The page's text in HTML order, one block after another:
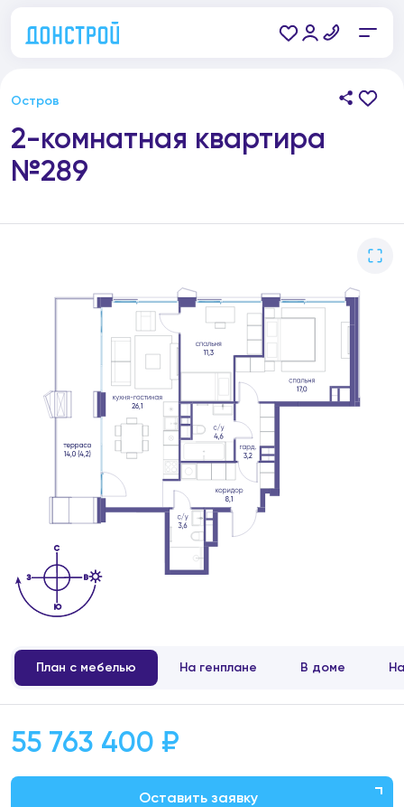
Остров
2-комнатная квартира
№289
План с мебелью На генплане В доме
55 763 400 ₽
Оставить заявку